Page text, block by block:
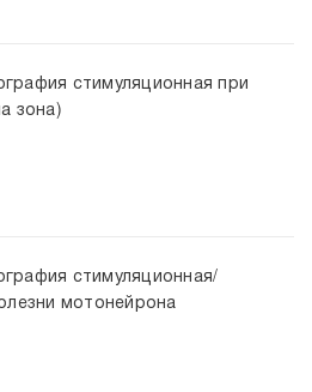
стимуляционная при
зона)
стимуляционная/
мотонейрона